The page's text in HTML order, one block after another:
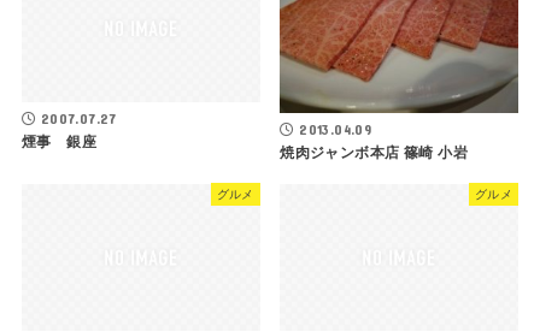
2007.07.27
煙事 銀座
2013.04.09
焼肉ジャンボ本店 篠崎 小岩
グルメ グルメ